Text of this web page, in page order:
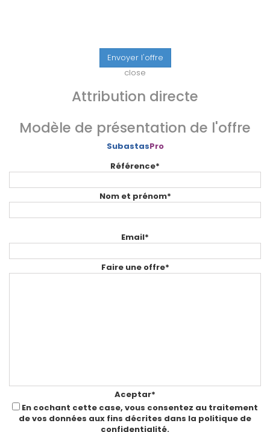
Envoyer l'offre
close
Attribution directe
Modèle de présentation de l'offre
SubastasPro
Référence*
Nom et prénom*
Email*
Faire une offre*
Aceptar*
En cochant cette case, vous consentez au traitement
de vos données aux fins décrites dans la politique de
confidentialité.